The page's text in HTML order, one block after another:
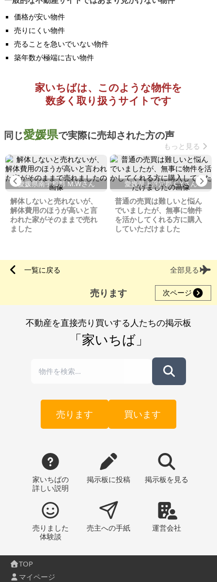
価格が安い物件
売りにくい物件
売ることを急いでいない物件
築年数が極端に古い物件
家いちばは、このような物件を
数多く取り扱うサイトです
同じ愛媛県で実際に売却された方の声
もっと見る
Previous
愛媛県南宇和郡 M.Wさん
解体しないと売れないが、
解体費用のほうが高いと言
われた家がそのままで売れ
ました
愛媛県上浮穴郡 C.Yさん
普通の売買は難しいと悩ん
でいましたが、無事に物件
を活かしてくれる方に購入
していただけました
一覧に戻る 全部見る
売ります 次ページ
不動産を直接売り買いする人たちの掲示板
「家いちば」
売ります 買います
家いちばの
詳しい説明
掲示板に投稿 掲示板 を見る
売りました
体験談
売主への手紙 運営会社
TOP
マイページ